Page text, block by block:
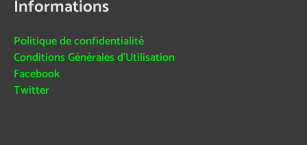
Informations
Politique de confidentialité
Conditions Générales d’Utilisation
Facebook
Twitter